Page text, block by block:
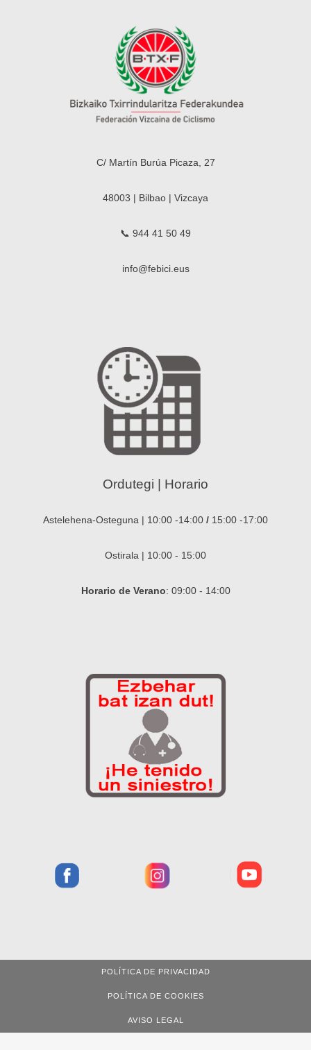
C/ Martín Burúa Picaza, 27
48003 | Bilbao | Vizcaya
📞 944 41 50 49
info@febici.eus
Ordutegi | Horario
Astelehena-Osteguna | 10:00 -14:00 / 15:00 -17:00
Ostirala | 10:00 - 15:00
Horario de Verano: 09:00 - 14:00
POLÍTICA DE PRIVACIDAD
POLÍTICA DE COOKIES
AVISO LEGAL